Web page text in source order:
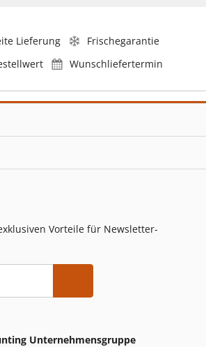
Lieferung
Frischegarantie
Wunschliefertermin
Vorteile für Newsletter-
Unternehmensgruppe